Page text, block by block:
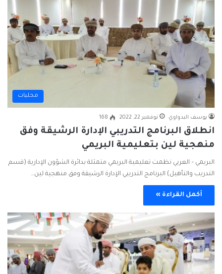
محليات
يوسف البدواوي نوفمبر 22, 2022 168
انطلاق البرنامج التدريبي الإدارة الرشيقة وفق
منهجية لين بتعليمية البريمي
البريمي – العربي نظمت تعليمية البريمي متمثلة بدائرة الشؤون الإدارية (قسم
التدريب والتأهيل) البرنامج التدريبي الإدارة الرشيقة وفق منهجية لين…
أكمل القراءة »